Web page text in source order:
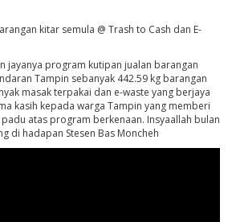
kitar semula @ Trash to Cash dan E-
jayanya program kutipan jualan barangan
Tampin sebanyak 442.59 kg barangan
masak terpakai dan e-waste yang berjaya
kasih kepada warga Tampin yang memberi
atas program berkenaan. Insyaallah bulan
di hadapan Stesen Bas Moncheh